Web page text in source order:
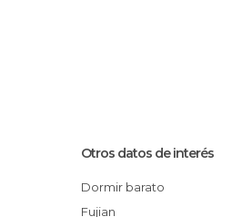
Otros datos de interés
Dormir barato
Fujian